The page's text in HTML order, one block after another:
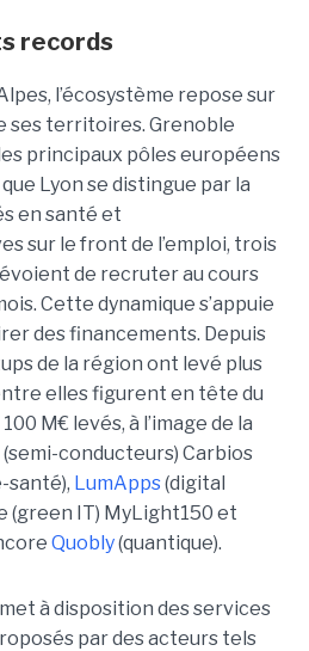
records
l’écosystème repose sur
ses territoires. Grenoble
principaux pôles européens
Lyon se distingue par la
en santé et
sur le front de l’emploi, trois
de recruter au cours
Cette dynamique s’appuie
des financements. Depuis
de la région ont levé plus
elles figurent en tête du
M€ levés, à l’image de la
conducteurs) Carbios
santé), LumApps(digital
(green IT) MyLight150 et
Quobly(quantique).
à disposition des services
par des acteurs tels